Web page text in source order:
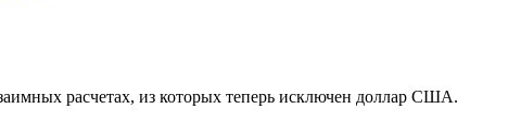
расчетах, из которых теперь исключен доллар США.